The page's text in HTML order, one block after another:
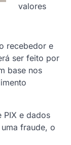
valores
recebedor e
ser feito por
base nos
PIX e dados
fraude, o